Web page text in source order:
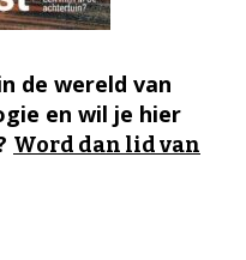
de wereld van
en wil je hier
Word dan lid van